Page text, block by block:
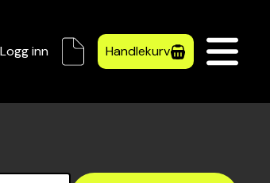
Logg inn Handlekurv